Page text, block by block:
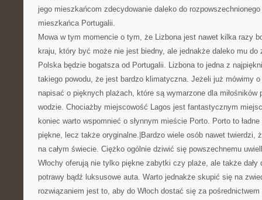
jego mieszkańcom zdecydowanie daleko do
mieszkańca Portugalii.
Mowa w tym momencie o tym, że Lizbona jest nawet kilka razy
kraju, który być może nie jest biedny, ale jednakże daleko mu
Polska będzie bogatsza od Portugalii. Lizbona to jedna z
takiego powodu, że jest bardzo klimatyczna. Jeżeli już mówimy
napisać o pięknych plażach, które są wymarzone dla miłośników
wodzie. Chociażby miejscowość Lagos jest fantastycznym
koniec warto wspomnieć o słynnym mieście Porto. Porto to
piękne, lecz także oryginalne.|Bardzo wiele osób nawet twierdzi,
na całym świecie. Ciężko ogólnie dziwić się powszechnemu
Włochy oferują nie tylko piękne zabytki czy plaże, ale także
potrawy bądź luksusowe auta. Warto jednakże skupić się na
rozwiązaniem jest to, aby do Włoch dostać się za